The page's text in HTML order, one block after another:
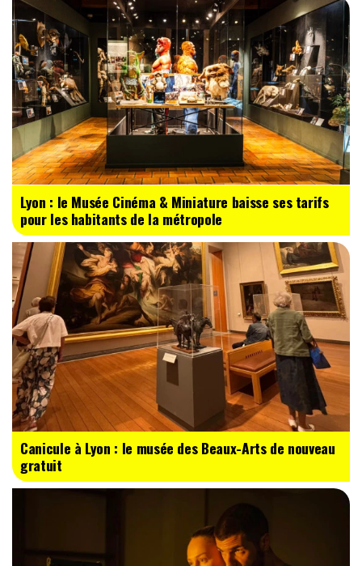
Lyon : le Musée Cinéma & Miniature baisse ses tarifs
pour les habitants de la métropole
Canicule à Lyon : le musée des Beaux-Arts de nouveau
gratuit